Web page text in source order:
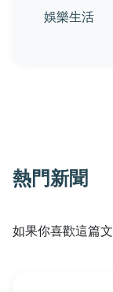
娛樂生活
熱門新聞
如果你喜歡這篇